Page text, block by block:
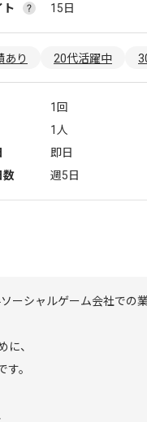
ト
15日
あり 20代活躍中
1回
1人
即日
数
週5日
ーシャルゲーム会社での
に、
。